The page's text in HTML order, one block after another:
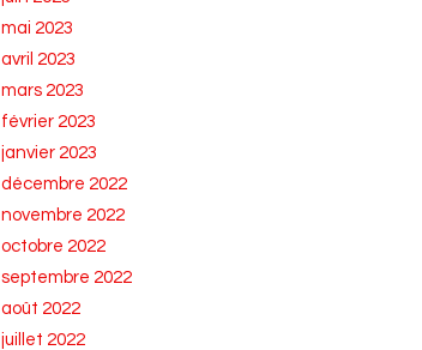
mai 2023
avril 2023
mars 2023
février 2023
janvier 2023
décembre 2022
novembre 2022
octobre 2022
septembre 2022
août 2022
juillet 2022